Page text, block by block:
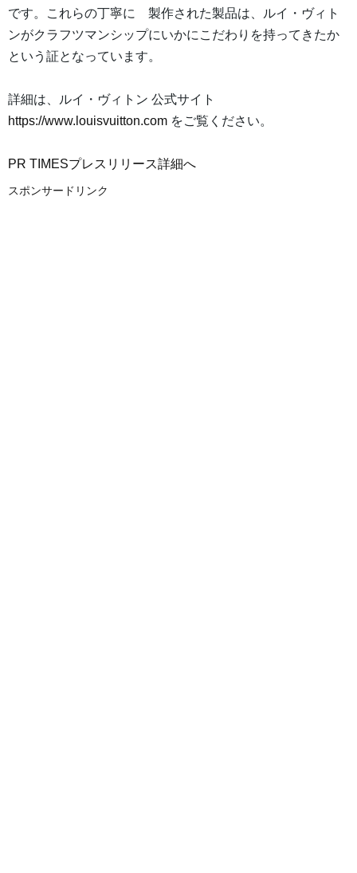
です。これらの丁寧に 製作された製品は、ルイ・ヴィト
ンがクラフツマンシップにいかにこだわりを持ってきたか
という証となっています。
詳細は、ルイ・ヴィトン 公式サイト
https://www.louisvuitton.com をご覧ください。
PR TIMESプレスリリース詳細へ
スポンサードリンク